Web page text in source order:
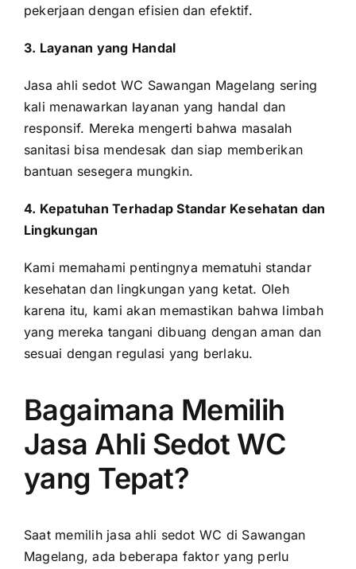
pekerjaan dengan efisien dan efektif.
3. Layanan yang Handal
Jasa ahli sedot WC Sawangan Magelang sering
kali menawarkan layanan yang handal dan
responsif. Mereka mengerti bahwa masalah
sanitasi bisa mendesak dan siap memberikan
bantuan sesegera mungkin.
4. Kepatuhan Terhadap Standar Kesehatan dan
Lingkungan
Kami memahami pentingnya mematuhi standar
kesehatan dan lingkungan yang ketat. Oleh
karena itu, kami akan memastikan bahwa limbah
yang mereka tangani dibuang dengan aman dan
sesuai dengan regulasi yang berlaku.
Bagaimana Memilih
Jasa Ahli Sedot WC
yang Tepat?
Saat memilih jasa ahli sedot WC di Sawangan
Magelang, ada beberapa faktor yang perlu